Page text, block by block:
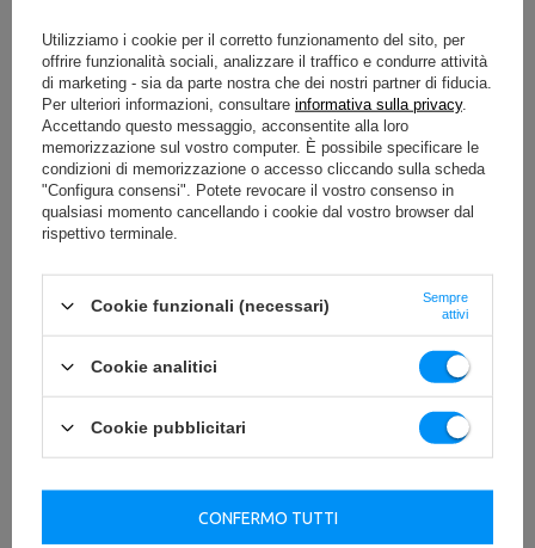
Utilizziamo i cookie per il corretto funzionamento del sito, per
offrire funzionalità sociali, analizzare il traffico e condurre attività
di marketing - sia da parte nostra che dei nostri partner di fiducia.
Per ulteriori informazioni, consultare informativa sulla privacy.
Accettando questo messaggio, acconsentite alla loro
memorizzazione sul vostro computer. È possibile specificare le
condizioni di memorizzazione o accesso cliccando sulla scheda
"Configura consensi". Potete revocare il vostro consenso in
qualsiasi momento cancellando i cookie dal vostro browser dal
rispettivo terminale.
Cookie funzionali (necessari)
Sempre
attivi
Cookie analitici
Cookie pubblicitari
CONFERMO TUTTI